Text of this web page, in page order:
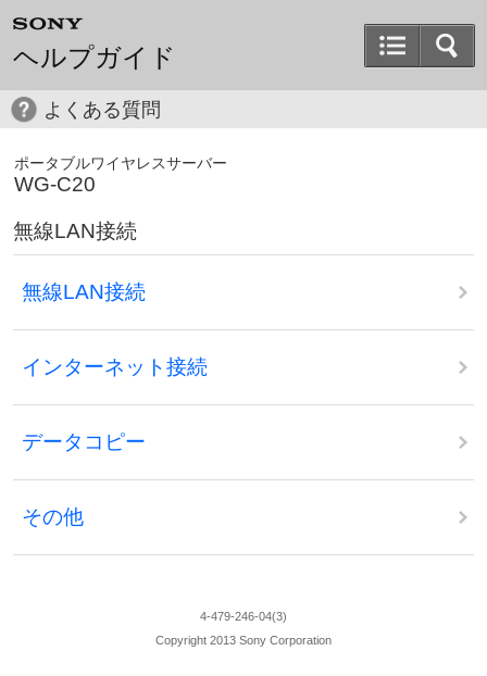
ヘルプガイド
よくある質問
ポータブルワイヤレスサーバー
WG-C20
無線LAN接続
無線LAN接続
インターネット接続
データコピー
その他
4-479-246-04(3)
Copyright 2013 Sony Corporation